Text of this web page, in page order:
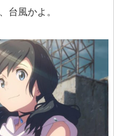
台風かよ。